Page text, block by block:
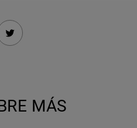
MÁS